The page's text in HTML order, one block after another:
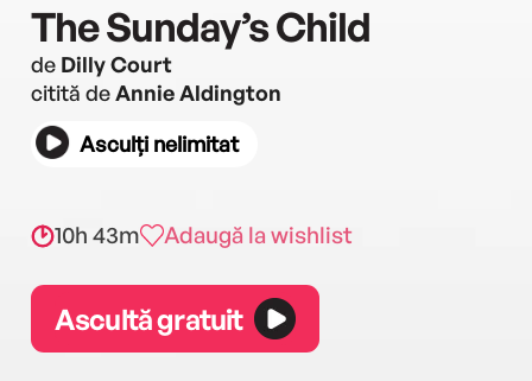
The Sunday’s Child
de Dilly Court
citită deAnnie Aldington
Asculți nelimitat
10h 43m Adaugă la wishlist
Ascultă gratuit